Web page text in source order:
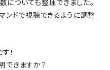
についても整理できました。
ドで視聴できるように調整
！
できますか？